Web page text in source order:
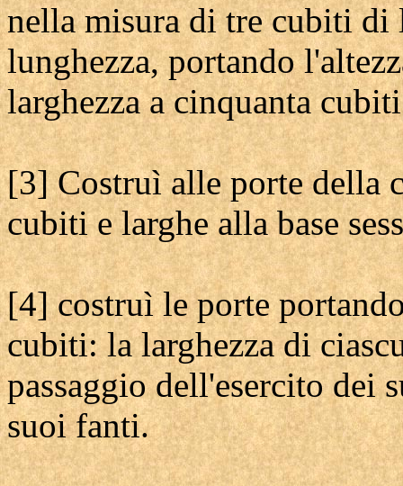
nella misura di tre cubiti di
lunghezza, portando
larghezza a cinquanta
[3] Costruì alle porte della
cubiti e larghe alla base
[4] costruì le porte
cubiti: la larghezza di
passaggio dell'esercito dei
suoi fanti.